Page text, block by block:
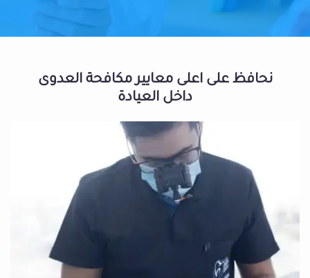
نحافظ على اعلى معايير مكافحة العدوى
داخل العيادة